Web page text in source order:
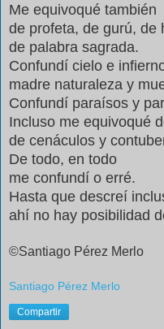
Me equivoqué también
de profeta, de gurú, de
de palabra sagrada.
Confundí cielo e
madre naturaleza y
Confundí paraísos y
Incluso me equivoqué
de cenáculos y
De todo, en todo
me confundí o erré.
Hasta que descreí
ahí no hay posibilidad
©Santiago Pérez Merlo
Santiago Pérez Merlo
Compartir